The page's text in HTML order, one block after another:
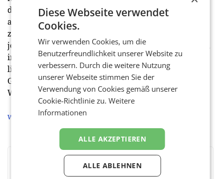
dadurch die Kreislaufwirtschaft zu fördern, sondern
auch gleichzeitig etwas Gutes für unsere Gesellschaft
zu tun: The Pre-Loved Closet. Frauen und Männern
jeden Alters werden beliebte Mode- und Luxusartikel
in gutem Zustand angeboten, die sie wohl genauso
lieben werden wie Desi und Uschi es taten. Der
Großteil aller Verkaufserlöse der Plattform wird an
Wohltätigkeitsorganisationen gespendet.
www.the-pre-loved-closet.com
BEWERTEN SIE DIESEN ARTIKEL
Diese Webseite verwendet
Cookies.
Wir verwenden Cookies, um die
Benutzerfreundlichkeit unserer Website zu
verbessern. Durch die weitere Nutzung
unserer Webseite stimmen Sie der
Verwendung von Cookies gemäß unserer
Cookie-Richtlinie zu.Weitere
Informationen
ALLE AKZEPTIEREN
ALLE ABLEHNEN